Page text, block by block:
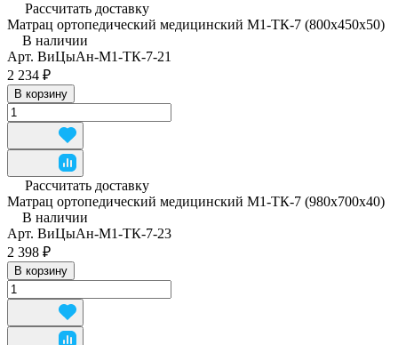
Рассчитать доставку
Матрац ортопедический медицинский М1-ТК-7 (800x450x50)
В наличии
Арт. ВиЦыАн-М1-ТК-7-21
2 234 ₽
В корзину
Рассчитать доставку
Матрац ортопедический медицинский М1-ТК-7 (980x700x40)
В наличии
Арт. ВиЦыАн-М1-ТК-7-23
2 398 ₽
В корзину